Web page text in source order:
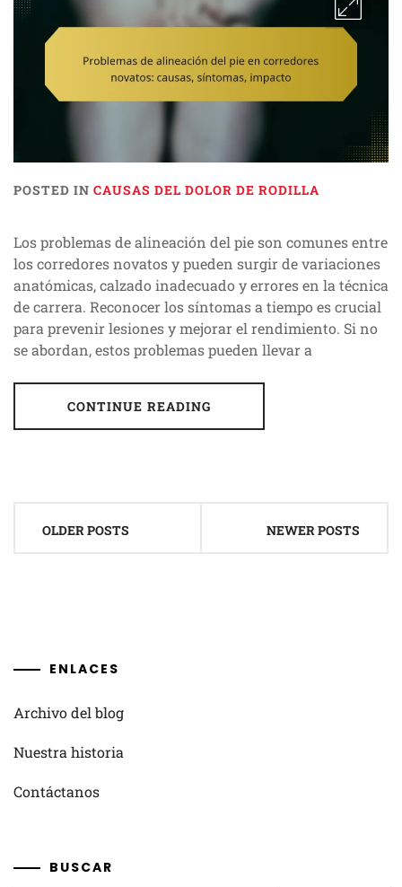
POSTED IN CAUSAS DEL DOLOR DE RODILLA
Los problemas de alineación del pie son comunes entre
los corredores novatos y pueden surgir de variaciones
anatómicas, calzado inadecuado y errores en la técnica
de carrera. Reconocer los síntomas a tiempo es crucial
para prevenir lesiones y mejorar el rendimiento. Si no
se abordan, estos problemas pueden llevar a
CONTINUE READING
navigation
OLDER POSTS NEWER POSTS
ENLACES
Archivo del blog
Nuestra historia
Contáctanos
BUSCAR